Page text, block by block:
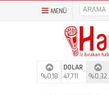
MENÜ
%0,18
DOLAR
47,711
%0,32